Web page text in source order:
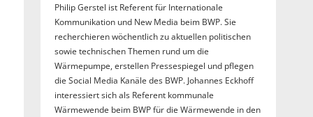
Philip Gerstel ist Referent für Internationale
Kommunikation und New Media beim BWP. Sie
recherchieren wöchentlich zu aktuellen politischen
sowie technischen Themen rund um die
Wärmepumpe, erstellen Pressespiegel und pflegen
die Social Media Kanäle des BWP. Johannes Eckhoff
interessiert sich als Referent kommunale
Wärmewende beim BWP für die Wärmewende in den